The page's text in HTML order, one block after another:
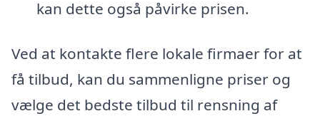
kan dette også påvirke prisen.
Ved at kontakte flere lokale firmaer for at
få tilbud, kan du sammenligne priser og
vælge det bedste tilbud til rensning af